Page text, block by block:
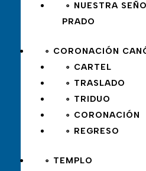
∘ NUESTRA
PRADO
∘ CORONACIÓN
∘ CARTEL
∘ TRASLADO
∘ TRIDUO
∘ CORONACIÓN
∘ REGRESO
∘ TEMPLO